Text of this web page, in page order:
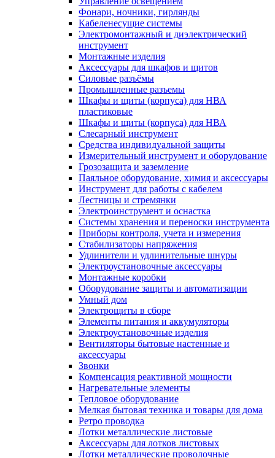
Фонари, ночники, гирлянды
Кабеленесущие системы
Электромонтажный и диэлектрический
инструмент
Монтажные изделия
Аксессуары для шкафов и щитов
Силовые разъёмы
Промышленные разъемы
Шкафы и щиты (корпуса) для НВА
пластиковые
Шкафы и щиты (корпуса) для НВА
Слесарный инструмент
Средства индивидуальной защиты
Измерительный инструмент и оборудование
Грозозащита и заземление
Паяльное оборудование, химия и аксессуары
Инструмент для работы с кабелем
Лестницы и стремянки
Электроинструмент и оснастка
Системы хранения и переноски инструмента
Приборы контроля, учета и измерения
Стабилизаторы напряжения
Удлинители и удлинительные шнуры
Электроустановочные аксессуары
Монтажные коробки
Оборудование защиты и автоматизации
Умный дом
Электрощиты в сборе
Элементы питания и аккумуляторы
Электроустановочные изделия
Вентиляторы бытовые настенные и
аксессуары
Звонки
Компенсация реактивной мощности
Нагревательные элементы
Тепловое оборудование
Мелкая бытовая техника и товары для дома
Ретро проводка
Лотки металлические листовые
Аксессуары для лотков листовых
Лотки металлические проволочные